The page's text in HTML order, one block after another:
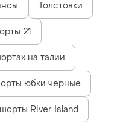
Толстовки
21
на талии
юбки черные
River Island